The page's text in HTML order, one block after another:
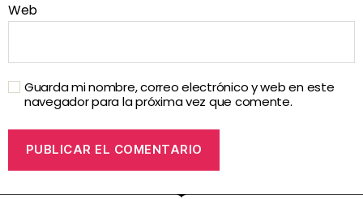
Web
Guarda mi nombre, correo electrónico y web en este
navegador para la próxima vez que comente.